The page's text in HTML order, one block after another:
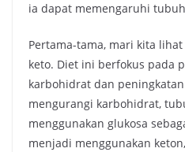
ia dapat memengaruhi
Pertama-tama, mari kita
keto. Diet ini berfokus pada
karbohidrat dan
mengurangi karbohidrat,
menggunakan glukosa
menjadi menggunakan